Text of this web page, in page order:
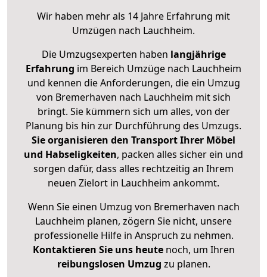
Wir haben mehr als 14 Jahre Erfahrung mit
Umzügen nach Lauchheim.
Die Umzugsexperten haben langjährige
Erfahrung im Bereich Umzüge nach Lauchheim
und kennen die Anforderungen, die ein Umzug
von Bremerhaven nach Lauchheim mit sich
bringt. Sie kümmern sich um alles, von der
Planung bis hin zur Durchführung des Umzugs.
Sie organisieren den Transport Ihrer Möbel
und Habseligkeiten, packen alles sicher ein und
sorgen dafür, dass alles rechtzeitig an Ihrem
neuen Zielort in Lauchheim ankommt.
Wenn Sie einen Umzug von Bremerhaven nach
Lauchheim planen, zögern Sie nicht, unsere
professionelle Hilfe in Anspruch zu nehmen.
Kontaktieren Sie uns heutenoch, um Ihren
reibungslosen Umzug zu planen.